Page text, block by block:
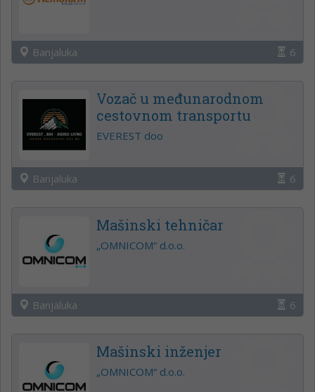
Banjaluka 6
Vozač u međunarodnom
cestovnom transportu
EVEREST doo
Banjaluka 6
Mašinski tehničar
„OMNICOM“ d.o.o.
Banjaluka 6
Mašinski inženjer
„OMNICOM“ d.o.o.